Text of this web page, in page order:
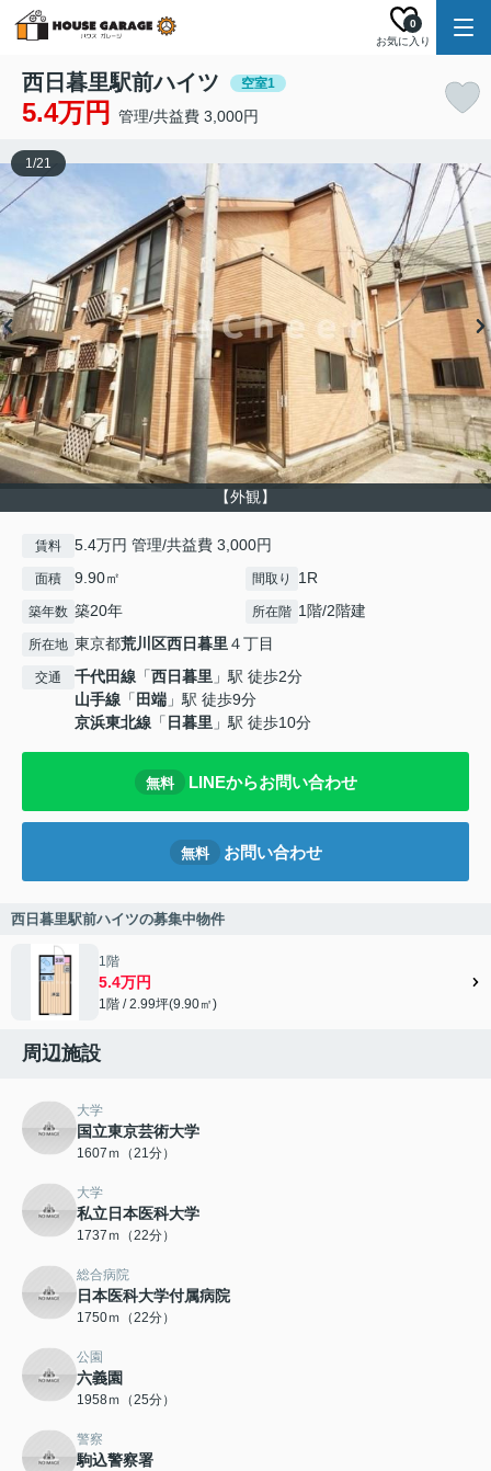
お気に入り
0
西日暮里駅前ハイツ 空室1
5.4万円 管理/共益費 3,000円
【外観】
1/21
賃料 5.4万円 管理/共益費 3,000円
面積 9.90㎡ 間取り 1R
築年数 築20年 所在階 1階/2階建
所在地 東京都荒川区西日暮里４丁目
交通 千代田線 「西日暮里 」駅 徒歩2分
山手線 「 田端 」駅 徒歩9分
京浜東北線 「 日暮里 」駅 徒歩10分
無料 LINEからお問い合わせ
無料 お問い合わせ
西日暮里駅前ハイツの募集中物件
1階
5.4万円
1階 / 2.99坪(9.90㎡)
周辺施設
大学
国立東京芸術大学
1607ｍ（21分）
大学
私立日本医科大学
1737ｍ（22分）
総合病院
日本医科大学付属病院
1750ｍ（22分）
公園
六義園
1958ｍ（25分）
警察
駒込警察署